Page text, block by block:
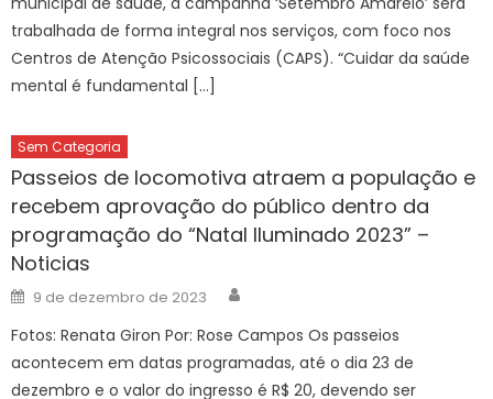
trabalhada de forma integral nos serviços, com foco nos
Centros de Atenção Psicossociais (CAPS). “Cuidar da saúde
mental é fundamental […]
Sem Categoria
Passeios de locomotiva atraem a população e
recebem aprovação do público dentro da
programação do “Natal Iluminado 2023” –
Noticias
Posted
on
9 de dezembro de 2023
Fotos: Renata Giron Por: Rose Campos Os passeios
acontecem em datas programadas, até o dia 23 de
dezembro e o valor do ingresso é R$ 20, devendo ser